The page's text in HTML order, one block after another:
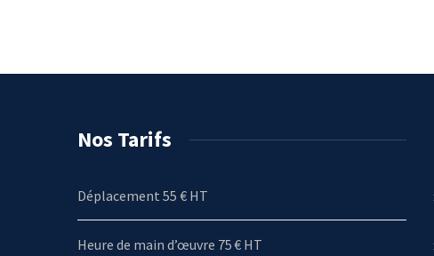
Nos Tarifs
Déplacement 55 € HT
Heure de main d’œuvre 75 € HT